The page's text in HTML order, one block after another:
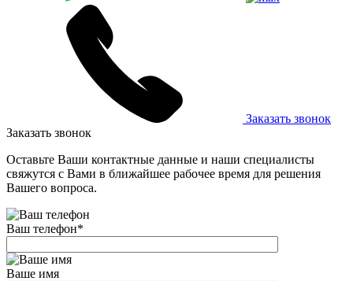
Заказать звонок
Заказать звонок
Оставьте Ваши контактные данные и наши специалисты
свяжутся с Вами в ближайшее рабочее время для решения
Вашего вопроса.
Ваш телефон*
Ваше имя